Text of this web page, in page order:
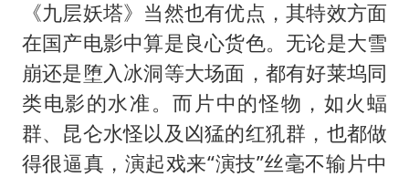
《九层妖塔》当然也有优点，其特效方面
在国产电影中算是良心货色。无论是大雪
崩还是堕入冰洞等大场面，都有好莱坞同
类电影的水准。而片中的怪物，如火蝠
群、昆仑水怪以及凶猛的红犼群，也都做
得很逼真，演起戏来“演技”丝毫不输片中